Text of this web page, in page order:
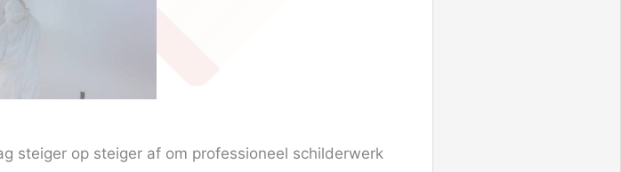
steiger op steiger af om professioneel schilderwerk